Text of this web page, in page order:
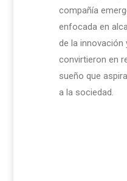
compañía
enfocada en
de la innovación
convirtieron en
sueño que
a la sociedad.